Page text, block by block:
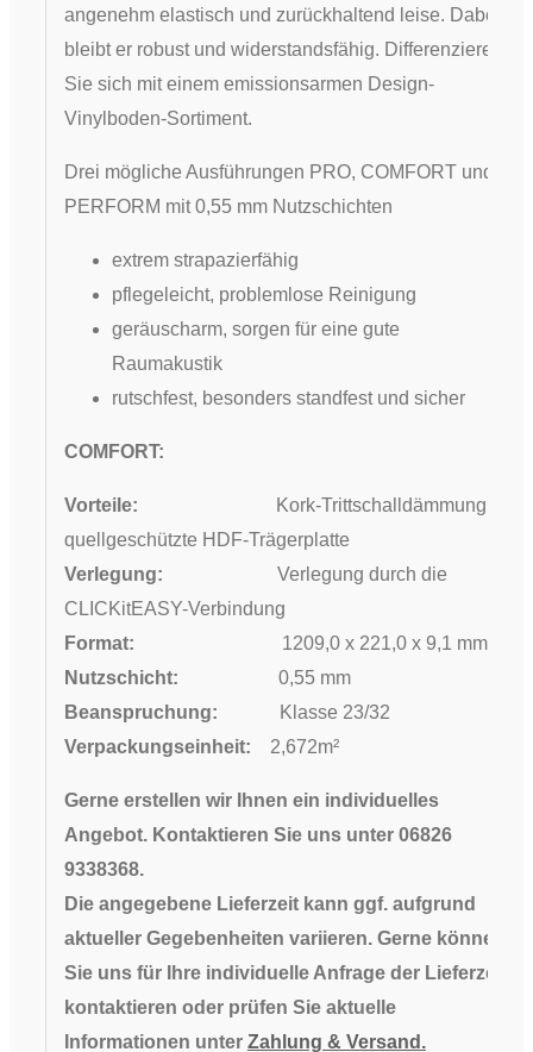
angenehm elastisch und zurückhaltend leise. Dabei
bleibt er robust und widerstandsfähig. Differenzieren
Sie sich mit einem emissionsarmen Design-
Vinylboden-Sortiment.
Drei mögliche Ausführungen PRO, COMFORT und
PERFORM mit 0,55 mm Nutzschichten
extrem strapazierfähig
pflegeleicht, problemlose Reinigung
geräuscharm, sorgen für eine gute
Raumakustik
rutschfest, besonders standfest und sicher
COMFORT:
Vorteile:
Kork-Trittschalldämmung,
quellgeschützte HDF-Trägerplatte
Verlegung: Verlegung durch die
CLICKitEASY-Verbindung
Format:
1209,0 x 221,0 x 9,1 mm
Nutzschicht: 0,55 mm
Beanspruchung: Klasse 23/32
Verpackungseinheit: 2,672m²
Gerne erstellen wir Ihnen ein individuelles
Angebot. Kontaktieren Sie uns unter 06826
9338368.
Die angegebene Lieferzeit kann ggf. aufgrund
aktueller Gegebenheiten variieren. Gerne können
Sie uns für Ihre individuelle Anfrage der Lieferzeit
kontaktieren oder prüfen Sie aktuelle
Informationen unter Zahlung & Versand.